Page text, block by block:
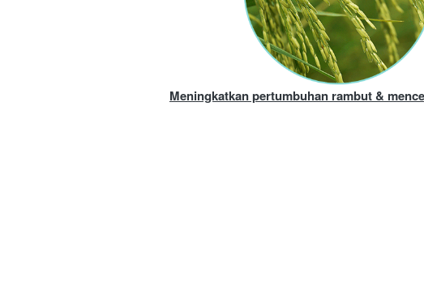
Meningkatkan pertumbuhan rambut &